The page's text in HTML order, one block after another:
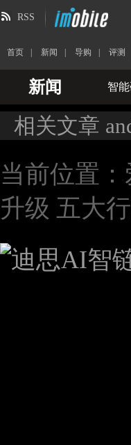
RSS
首页 新闻 导购 评测
新闻 智
相关文章
当前位置：
升级 五大